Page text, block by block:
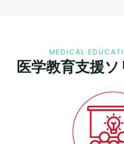
MEDICAL
医学教育支援